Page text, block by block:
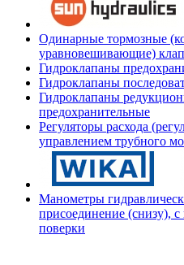
Одинарные тормозные
уравновешивающие)
Гидроклапаны
Гидроклапаны
Гидроклапаны
предохранительные
Регуляторы расхода
управлением трубного
Манометры
присоединение (снизу),
поверки